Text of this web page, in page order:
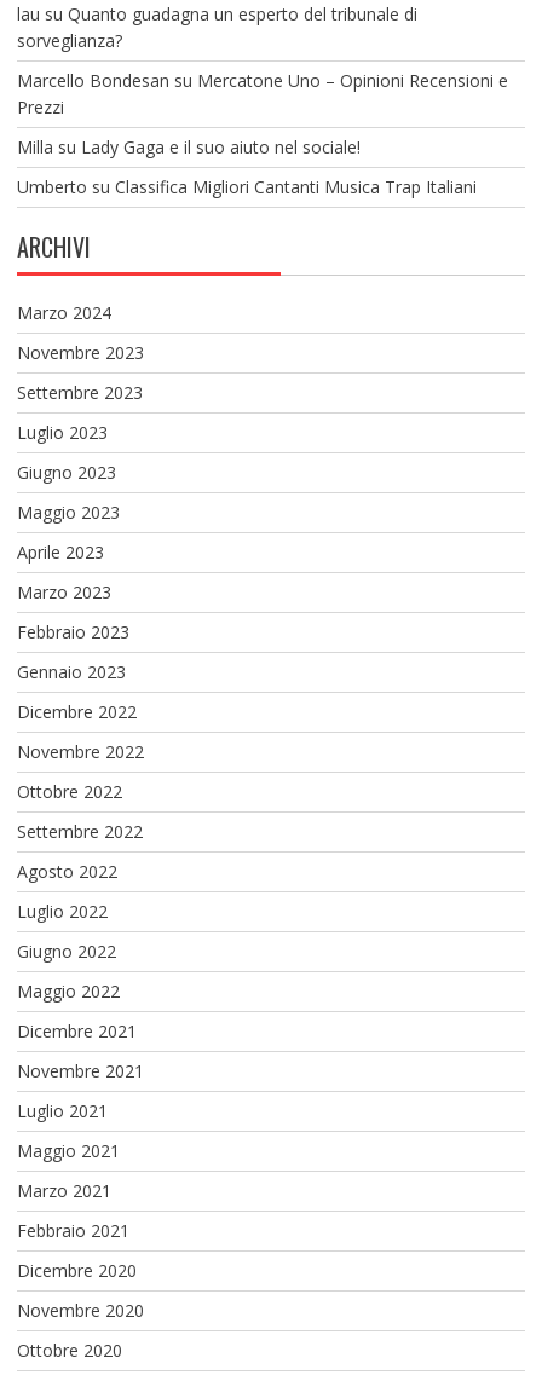
lau su Quanto guadagna un esperto del tribunale di
sorveglianza?
Marcello Bondesan su Mercatone Uno – Opinioni Recensioni e
Prezzi
Milla su Lady Gaga e il suo aiuto nel sociale!
Umberto su Classifica Migliori Cantanti Musica Trap Italiani
ARCHIVI
Marzo 2024
Novembre 2023
Settembre 2023
Luglio 2023
Giugno 2023
Maggio 2023
Aprile 2023
Marzo 2023
Febbraio 2023
Gennaio 2023
Dicembre 2022
Novembre 2022
Ottobre 2022
Settembre 2022
Agosto 2022
Luglio 2022
Giugno 2022
Maggio 2022
Dicembre 2021
Novembre 2021
Luglio 2021
Maggio 2021
Marzo 2021
Febbraio 2021
Dicembre 2020
Novembre 2020
Ottobre 2020